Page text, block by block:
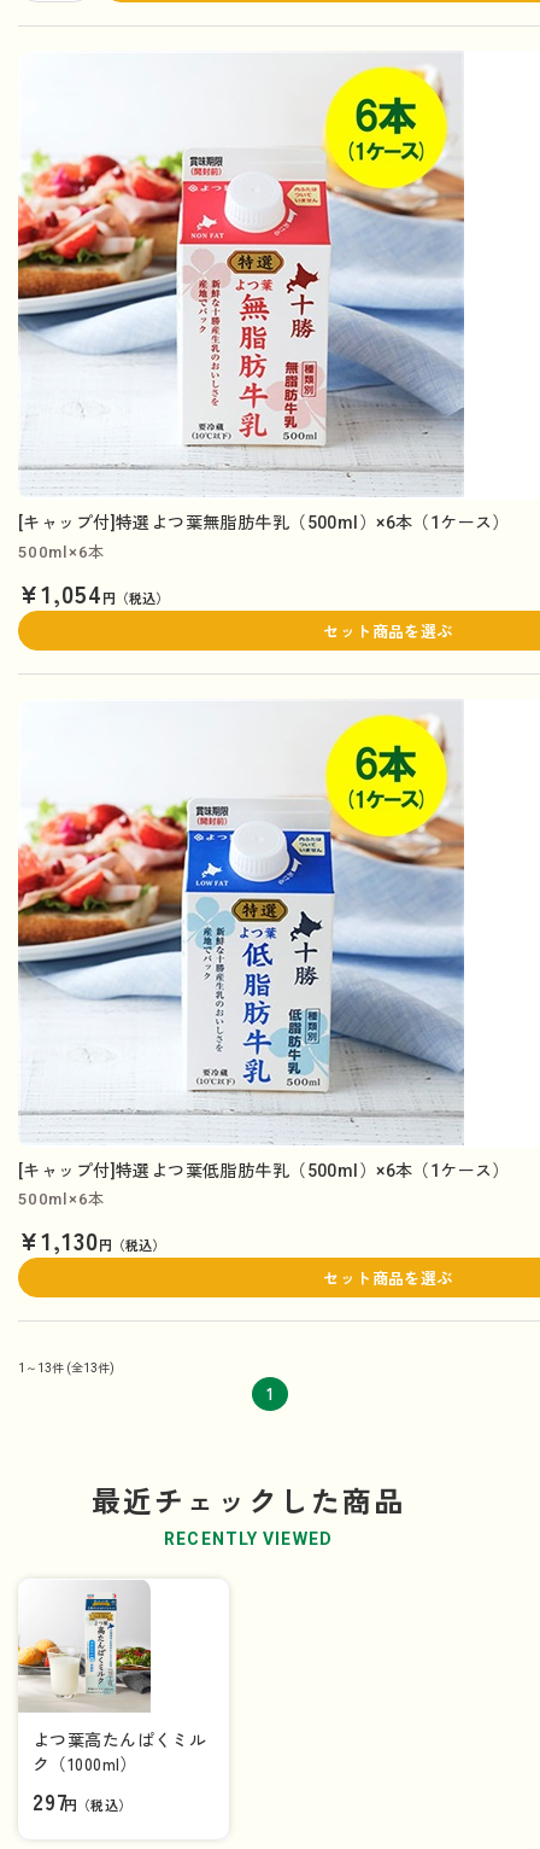
[キャップ付]特選よつ葉無脂肪牛乳（500ml）×6本（1ケース）
500ml×6本
¥1,054円（税込）
セット商品を選ぶ
[キャップ付]特選よつ葉低脂肪牛乳（500ml）×6本（1ケース）
500ml×6本
¥1,130円（税込）
セット商品を選ぶ
1～13件 (全13件)
1
最近チェックした商品
RECENTLY VIEWED
よつ葉高たんぱくミル
ク（1000ml）
297円（税込）